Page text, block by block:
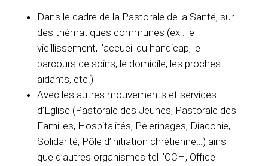
Dans le cadre de la Pastorale de la Santé, sur
des thématiques communes (ex : le
vieillissement, l’accueil du handicap, le
parcours de soins, le domicile, les proches
aidants, etc.)
Avec les autres mouvements et services
d’Eglise (Pastorale des Jeunes, Pastorale des
Familles, Hospitalités, Pèlerinages, Diaconie,
Solidarité, Pôle d’initiation chrétienne…) ainsi
que d’autres organismes tel l’OCH, Office